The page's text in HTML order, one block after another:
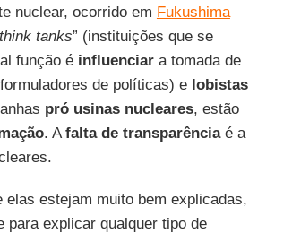
nuclear, ocorrido em Fukushima
think tanks” (instituições que se
função é influenciara tomada de
de políticas) e lobistas
pró usinas nucleares, estão
. Afalta de transparênciaé a
estejam muito bem explicadas,
para explicar qualquer tipo de